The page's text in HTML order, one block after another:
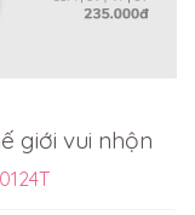
giới vui nhộn